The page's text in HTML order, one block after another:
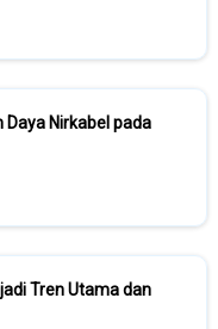
Daya Nirkabel pada
Tren Utama dan